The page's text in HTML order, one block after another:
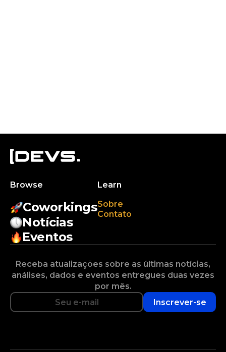
Browse
Coworkings
Notícias
Eventos
Learn
Sobre
Contato
Receba atualizações sobre as últimas notícias,
análises, dados e eventos entregues duas vezes
por mês.
Inscrever-se